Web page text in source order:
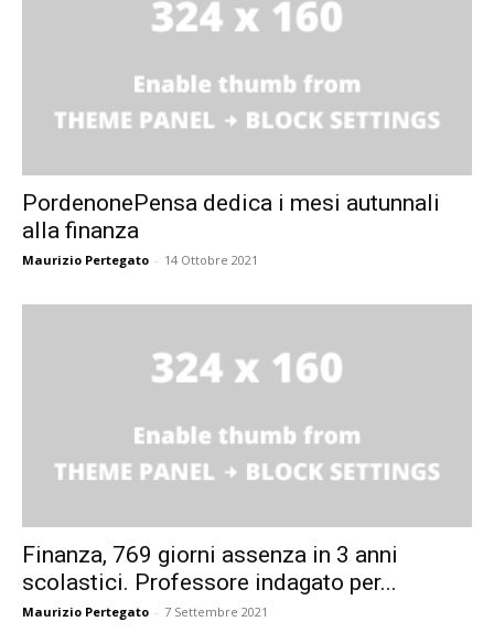
PordenonePensa dedica i mesi autunnali
alla finanza
Maurizio Pertegato - 14 Ottobre 2021
Finanza, 769 giorni assenza in 3 anni
scolastici. Professore indagato per...
Maurizio Pertegato - 7 Settembre 2021